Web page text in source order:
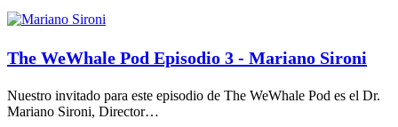
The WeWhale Pod Episodio 3 - Mariano Sironi
Nuestro invitado para este episodio de The WeWhale Pod es el Dr.
Mariano Sironi, Director…